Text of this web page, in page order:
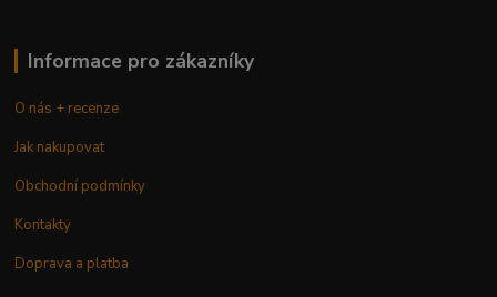
Informace pro zákazníky
O nás + recenze
Jak nakupovat
Obchodní podmínky
Kontakty
Doprava a platba